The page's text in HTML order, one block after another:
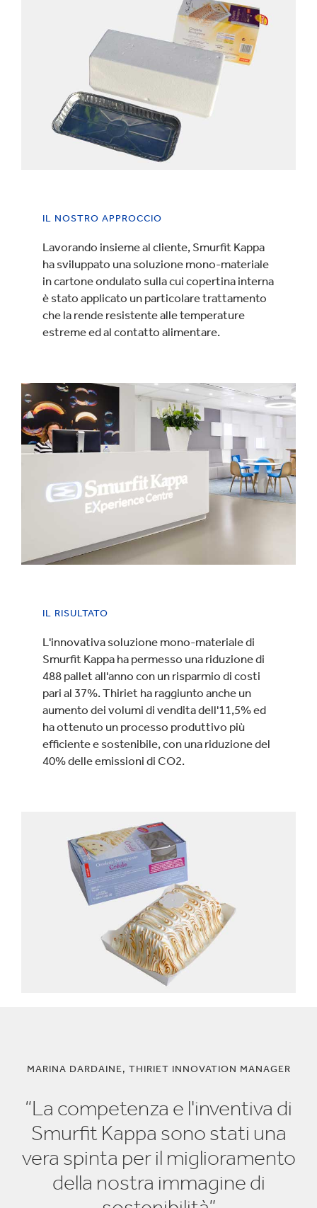
IL NOSTRO APPROCCIO
Lavorando insieme al cliente, Smurfit Kappa
ha sviluppato una soluzione mono-materiale
in cartone ondulato sulla cui copertina interna
è stato applicato un particolare trattamento
che la rende resistente alle temperature
estreme ed al contatto alimentare.
IL RISULTATO
L'innovativa soluzione mono-materiale di
Smurfit Kappa ha permesso una riduzione di
488 pallet all'anno con un risparmio di costi
pari al 37%. Thiriet ha raggiunto anche un
aumento dei volumi di vendita dell'11,5% ed
ha ottenuto un processo produttivo più
efficiente e sostenibile, con una riduzione del
40% delle emissioni di CO2.
MARINA DARDAINE, THIRIET INNOVATION MANAGER
“La competenza e l'inventiva di
Smurfit Kappa sono stati una
vera spinta per il miglioramento
della nostra immagine di